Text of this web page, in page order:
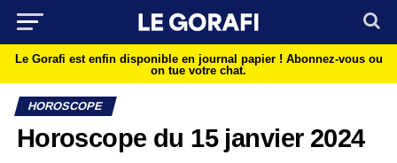
Le Gorafi est enfin disponible en journal papier ! Abonnez-vous ou
on tue votre chat.
HOROSCOPE
Horoscope du 15 janvier 2024